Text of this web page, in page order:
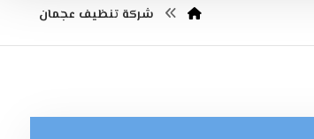
شركة تنظيف عجمان